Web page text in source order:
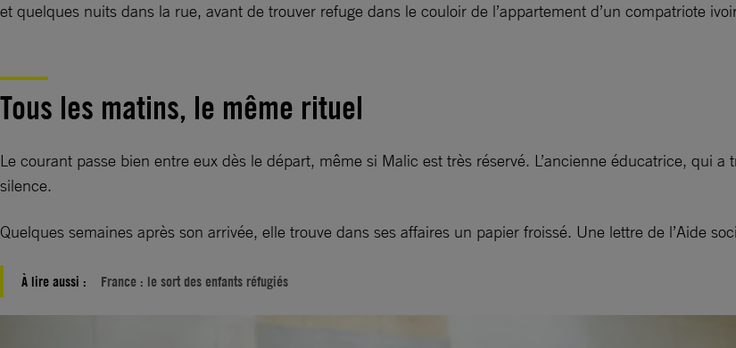
et quelques nuits dans la rue, avant de trouver refuge dans le couloir de l’appartement d’un compatriote
Tous les matins, le même rituel
Le courant passe bien entre eux dès le départ, même si Malic est très réservé. L’ancienne éducatrice, qui
silence.
Quelques semaines après son arrivée, elle trouve dans ses affaires un papier froissé. Une lettre de l’Aide
À lire aussi : France : le sort des enfants réfugiés